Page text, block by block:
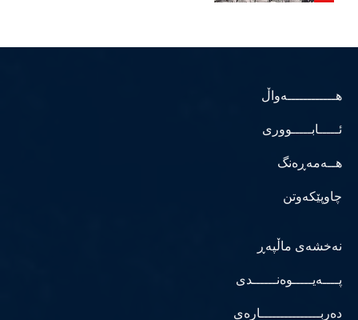
هــــــــــــەواڵ
ئـــــابـــــووری
هــەمەڕەنگ
چاوپێکەوتن
نەخشەی ماڵپەڕ
پــــەیـــــوەنــــــدی
دەربـــــــــــــــارەی